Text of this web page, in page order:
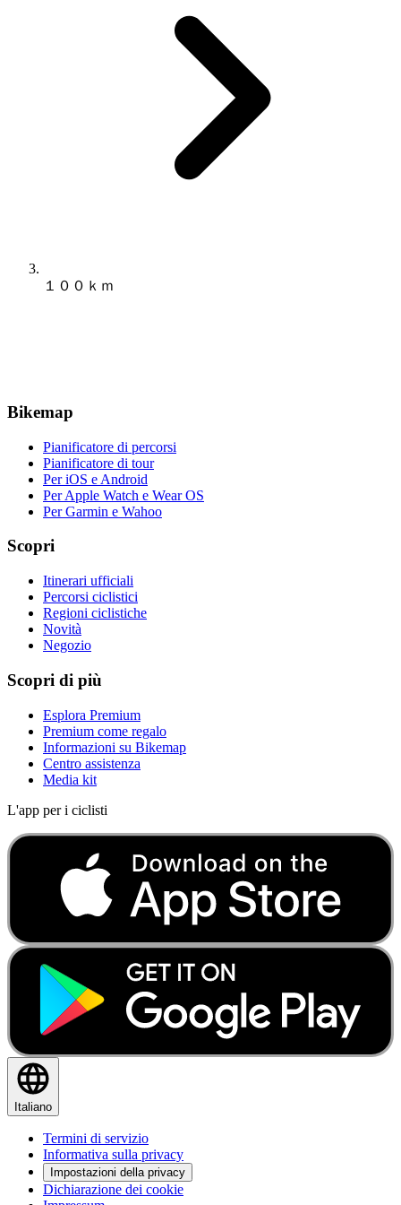
１００ｋｍ
Bikemap
Pianificatore di percorsi
Pianificatore di tour
Per iOS e Android
Per Apple Watch e Wear OS
Per Garmin e Wahoo
Scopri
Itinerari ufficiali
Percorsi ciclistici
Regioni ciclistiche
Novità
Negozio
Scopri di più
Esplora Premium
Premium come regalo
Informazioni su Bikemap
Centro assistenza
Media kit
L'app per i ciclisti
Italiano
Termini di servizio
Informativa sulla privacy
Impostazioni della privacy
Dichiarazione dei cookie